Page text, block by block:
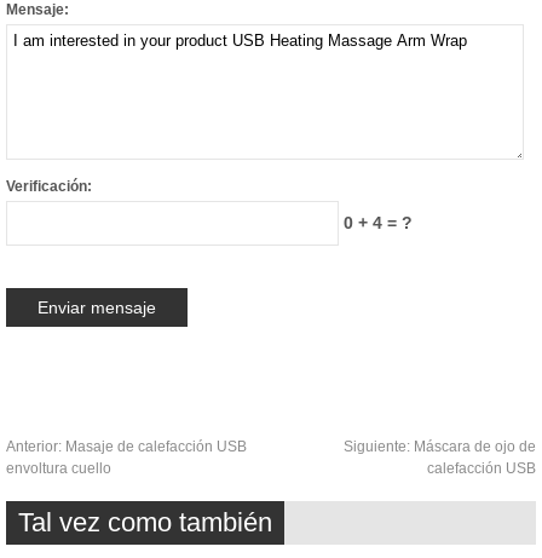
Mensaje:
Verificación:
0 + 4 = ?
Anterior: Masaje de calefacción USB
envoltura cuello
Siguiente: Máscara de ojo de
calefacción USB
Tal vez como también